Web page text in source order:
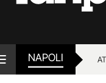
NAPOLI